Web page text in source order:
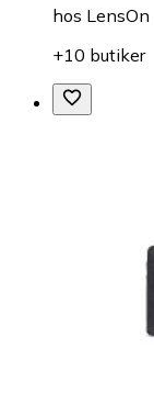
hos LensOn
+10 butiker